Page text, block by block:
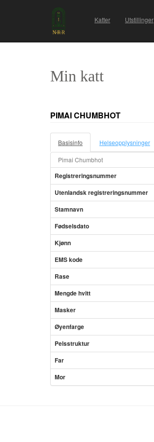
Katter Utstillinger
Min katt
PIMAI CHUMBHOT
Basisinfo Helseopplysninger
Pimai Chumbhot
Registreringsnummer
Utenlandsk registreringsnummer
Stamnavn
Fødselsdato
Kjønn
EMS kode
Rase
Mengde hvitt
Masker
Øyenfarge
Pelsstruktur
Far
Mor